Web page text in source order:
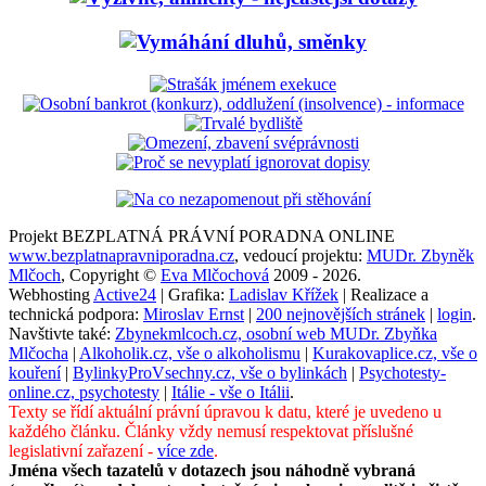
Projekt BEZPLATNÁ PRÁVNÍ PORADNA ONLINE
www.bezplatnapravniporadna.cz, vedoucí projektu: MUDr. Zbyněk
Mlčoch, Copyright © Eva Mlčochová 2009 - 2026.
Webhosting Active24 | Grafika: Ladislav Křížek | Realizace a
technická podpora: Miroslav Ernst | 200 nejnovějších stránek | login.
Navštivte také: Zbynekmlcoch.cz, osobní web MUDr. Zbyňka
Mlčocha | Alkoholik.cz, vše o alkoholismu | Kurakovaplice.cz, vše o
kouření| BylinkyProVsechny.cz, vše o bylinkách | Psychotesty-
online.cz, psychotesty | Itálie - vše o Itálii.
Texty se řídí aktuální právní úpravou k datu, které je uvedeno u
každého článku. Články vždy nemusí respektovat příslušné
legislativní zařazení - více zde.
Jména všech tazatelů v dotazech jsou náhodně vybraná